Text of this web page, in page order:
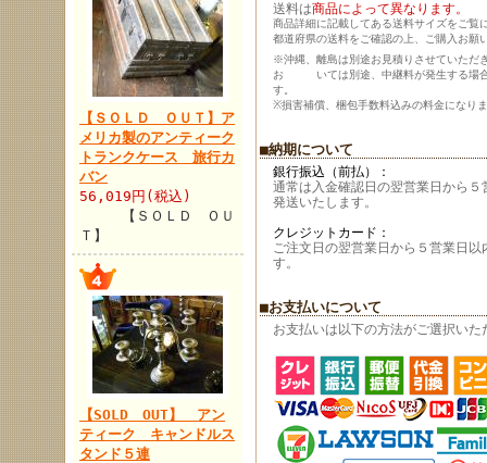
【ＳＯＬＤ ＯＵＴ】ア
メリカ製のアンティーク
トランクケース 旅行カ
バン
56,019円(税込)
【ＳＯＬＤ ＯＵ
Ｔ】
【SOLD OUT】 アン
ティーク キャンドルス
タンド５連
送料は商品によって異なります。
商品詳細に記載してある送料サイズをご覧
都道府県の送料をご確認の上、ご購入お願
※沖縄、離島は別途お見積りさせていただ
お いては別途、中継料が発生する場合
す。
※損害補償、梱包手数料込みの料金になり
■納期について
銀行振込（前払）：
通常は入金確認日の翌営業日から５
発送いたします。
クレジットカード：
ご注文日の翌営業日から５営業日以
す。
■お支払いについて
お支払いは以下の方法がご選択いた